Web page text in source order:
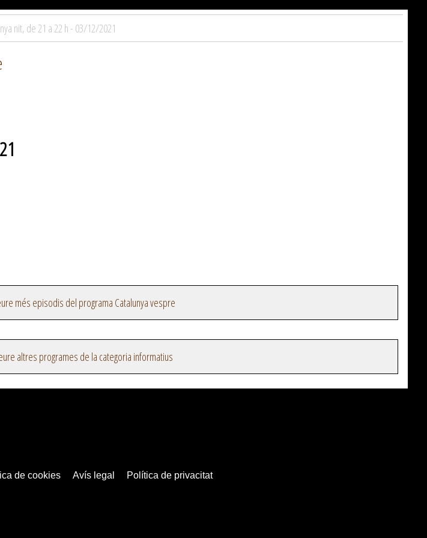
nit, de 21 a 22 h - 03/12/2021
més episodis del programa Catalunya vespre
altres programes de la categoria informatius
de cookies Avís legal Política de privacitat